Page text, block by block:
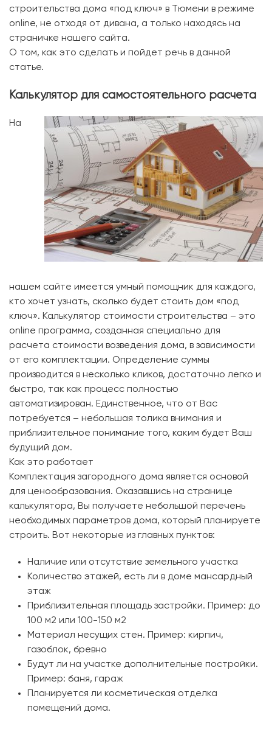
строительства дома «под ключ» в Тюмени в режиме
online, не отходя от дивана, а только находясь на
страничке нашего сайта.
О том, как это сделать и пойдет речь в данной
статье.
Калькулятор для самостоятельного расчета
На
нашем сайте имеется умный помощник для каждого,
кто хочет узнать, сколько будет стоить дом «под
ключ». Калькулятор стоимости строительства – это
online программа, созданная специально для
расчета стоимости возведения дома, в зависимости
от его комплектации. Определение суммы
производится в несколько кликов, достаточно легко и
быстро, так как процесс полностью
автоматизирован. Единственное, что от Вас
потребуется – небольшая толика внимания и
приблизительное понимание того, каким будет Ваш
будущий дом.
Как это работает
Комплектация загородного дома является основой
для ценообразования. Оказавшись на странице
калькулятора, Вы получаете небольшой перечень
необходимых параметров дома, который планируете
строить. Вот некоторые из главных пунктов:
Наличие или отсутствие земельного участка
Количество этажей, есть ли в доме мансардный
этаж
Приблизительная площадь застройки. Пример: до
100 м2 или 100-150 м2
Материал несущих стен. Пример: кирпич,
газоблок, бревно
Будут ли на участке дополнительные постройки.
Пример: баня, гараж
Планируется ли косметическая отделка
помещений дома.